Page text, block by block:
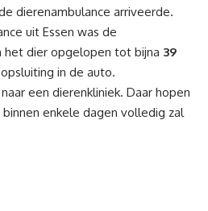
dierenambulance arriveerde.
uit Essen was de
het dier opgelopen tot bijna 39
in de auto.
een dierenkliniek. Daar hopen
enkele dagen volledig zal